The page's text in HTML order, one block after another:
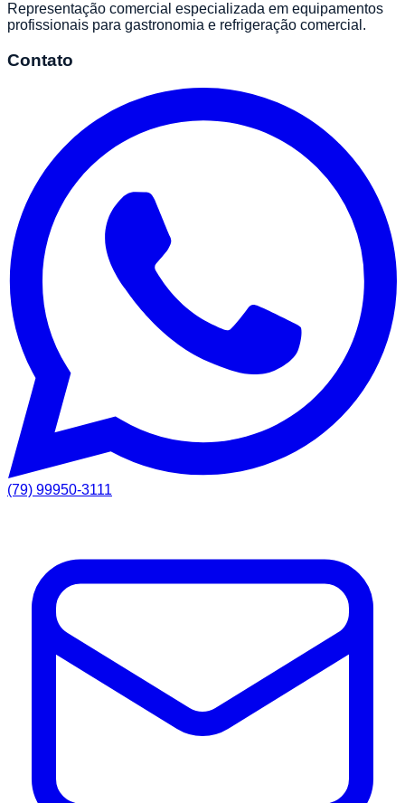
Representação comercial especializada em equipamentos
profissionais para gastronomia e refrigeração comercial.
Contato
(79) 99950-3111